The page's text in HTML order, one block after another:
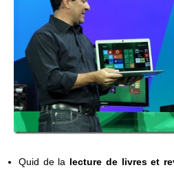
Quid de la lecture de livres et